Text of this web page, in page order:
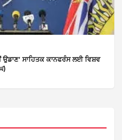
ਉਡਾਣ’ ਸਾਹਿਤਕ ਕਾਨਫਰੰਸ ਲਈ ਵਿਸ਼ਵ